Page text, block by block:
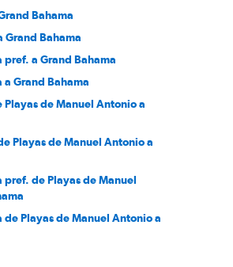
Bahama
Grand Bahama
pref. a Grand Bahama
a Grand Bahama
Playas de Manuel Antonio a
Playas de Manuel Antonio a
pref. de Playas de Manuel
de Playas de Manuel Antonio a